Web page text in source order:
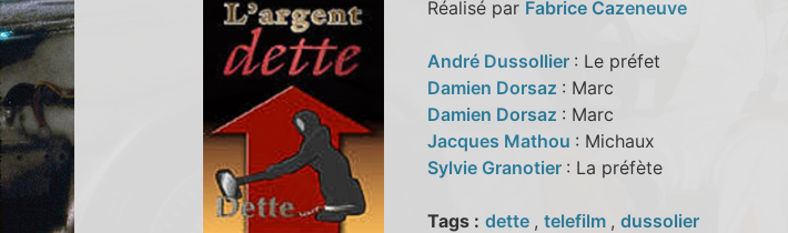
Réalisé par Fabrice Cazeneuve
André Dussollier : Le préfet
Damien Dorsaz : Marc
Damien Dorsaz : Marc
Jacques Mathou : Michaux
Sylvie Granotier : La préfète
Tags : dette , telefilm , dussolier